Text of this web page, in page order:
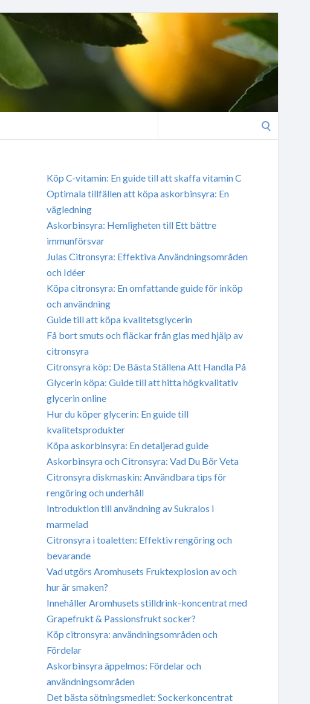
Köp C-vitamin: En guide till att skaffa vitamin C
Optimala tillfällen att köpa askorbinsyra: En
vägledning
Askorbinsyra: Hemligheten till Ett bättre
immunförsvar
Julas Citronsyra: Effektiva Användningsområden
och Idéer
Köpa citronsyra: En omfattande guide för inköp
och användning
Guide till att köpa kvalitetsglycerin
Få bort smuts och fläckar från glas med hjälp av
citronsyra
Citronsyra köp: De Bästa Ställena Att Handla På
Glycerin köpa: Guide till att hitta högkvalitativ
glycerin online
Hur du köper glycerin: En guide till
kvalitetsprodukter
Köpa askorbinsyra: En detaljerad guide
Askorbinsyra och Citronsyra: Vad Du Bör Veta
Citronsyra diskmaskin: Användbara tips för
rengöring och underhåll
Introduktion till användning av Sukralos i
marmelad
Citronsyra i toaletten: Effektiv rengöring och
bevarande
Vad utgörs Aromhusets Fruktexplosion av och
hur är smaken?
Innehåller Aromhusets stilldrink-koncentrat med
Grapefrukt & Passionsfrukt socker?
Köp citronsyra: användningsområden och
Fördelar
Askorbinsyra äppelmos: Fördelar och
användningsområden
Det bästa sötningsmedlet: Sockerkoncentrat